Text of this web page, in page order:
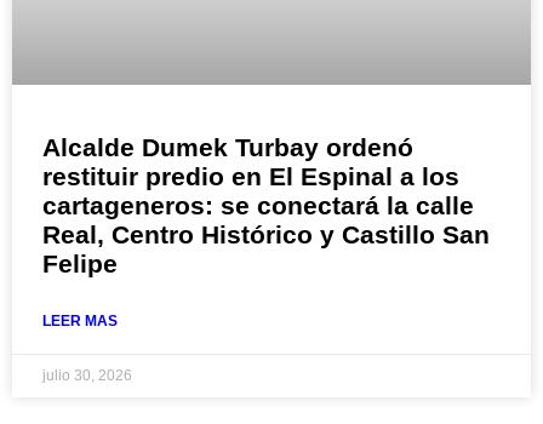
Alcalde Dumek Turbay ordenó
restituir predio en El Espinal a los
cartageneros: se conectará la calle
Real, Centro Histórico y Castillo San
Felipe
LEER MAS
julio 30, 2026